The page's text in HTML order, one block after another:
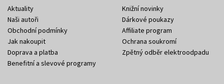
Aktuality
Naši autoři
Obchodní podmínky
Jak nakoupit
Doprava a platba
Benefitní a slevové programy
Knižní novinky
Dárkové poukazy
Affiliate program
Ochrana soukromí
Zpětný odběr elektroodpadu